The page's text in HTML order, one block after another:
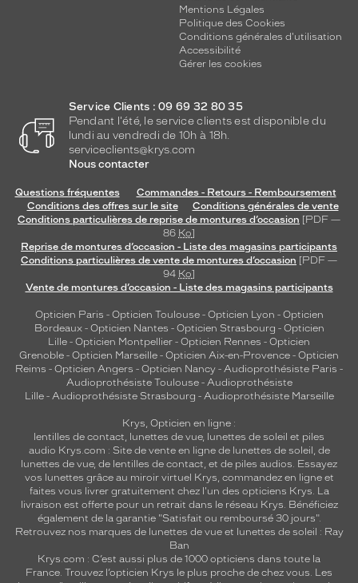
Mentions Légales
Politique des Cookies
Conditions générales d'utilisation
Accessibilité
Gérer les cookies
Service Clients : 09 69 32 80 35
Pendant l'été, le service clients est disponible du
lundi au vendredi de 10h à 18h.
serviceclients@krys.com
Nous contacter
Questions fréquentes
Commandes - Retours - Remboursement
Conditions des offres sur le site
Conditions générales de vente
Conditions particulières de reprise de montures d’occasion [PDF —
86 Ko]
Reprise de montures d’occasion - Liste des magasins participants
Conditions particulières de vente de montures d’occasion [PDF —
94 Ko]
Vente de montures d’occasion - Liste des magasins participants
Opticien Paris - Opticien Toulouse- Opticien Lyon - Opticien
Bordeaux- Opticien Nantes - Opticien Strasbourg - Opticien
Lille - Opticien Montpellier - Opticien Rennes - Opticien
Grenoble - Opticien Marseille - Opticien Aix-en-Provence - Opticien
Reims - Opticien Angers - Opticien Nancy - Audioprothésiste Paris -
Audioprothésiste Toulouse- Audioprothésiste
Lille- Audioprothésiste Strasbourg - Audioprothésiste Marseille
Krys, Opticien en ligne :
lentilles de contact, lunettes de vue, lunettes de soleil et piles
audio Krys.com : Site de vente en ligne de lunettes de soleil, de
lunettes de vue, de lentilles de contact, et de piles audios. Essayez
vos lunettes grâce au miroir virtuel Krys, commandez en ligne et
faites vous livrer gratuitement chez l'un des opticiens Krys. La
livraison est offerte pour un retrait dans le réseau Krys. Bénéficiez
également de la garantie "Satisfait ou remboursé 30 jours".
Retrouvez nos marques de lunettes de vue et lunettes de soleil : Ray
Ban
Krys.com : C’est aussi plus de 1000 opticiens dans toute la
France. Trouvez l’opticien Krys le plus proche de chez vous. Les